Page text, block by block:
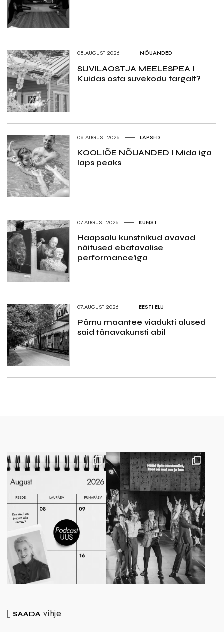
08.AUGUST 2026 NÕUANDED
SUVILAOSTJA MEELESPEA I
Kuidas osta suvekodu targalt?
08.AUGUST 2026 LAPSED
KOOLIÕE NÕUANDED I Mida iga
laps peaks
07.AUGUST 2026 KUNST
Haapsalu kunstnikud avavad
näitused ebatavalise
performance’iga
07.AUGUST 2026 EESTI ELU
Pärnu maantee viadukti alused
said tänavakunsti abil
SAADA vihje